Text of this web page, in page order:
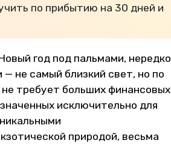
по прибытию на 30 дней и
год под пальмами, нередко
не самый близкий свет, но по
не требует больших финансовых
исключительно для
природой, весьма